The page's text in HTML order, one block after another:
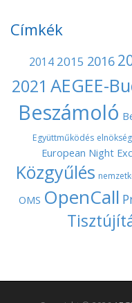
a
i
o
Címkék
2014 2015 2016
2021 AEGEE-
Beszámoló
Együttműködés elnökség
European Night
Közgyűlés
OMS OpenCall